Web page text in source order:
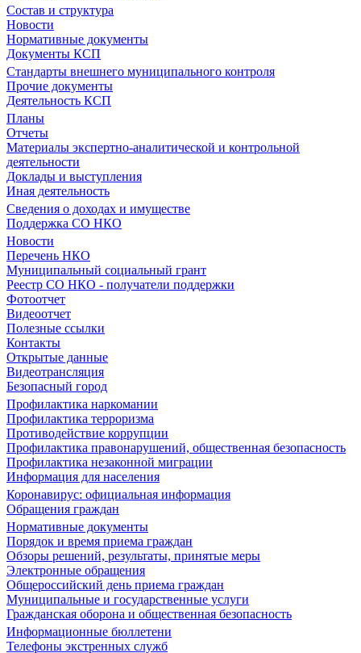
Состав и структура
Новости
Нормативные документы
Документы КСП
Стандарты внешнего муниципального контроля
Прочие документы
Деятельность КСП
Планы
Отчеты
Материалы экспертно-аналитической и контрольной
деятельности
Доклады и выступления
Иная деятельность
Сведения о доходах и имуществе
Поддержка СО НКО
Новости
Перечень НКО
Муниципальный социальный грант
Реестр СО НКО - получатели поддержки
Фотоотчет
Видеоотчет
Полезные ссылки
Контакты
Открытые данные
Видеотрансляция
Безопасный город
Профилактика наркомании
Профилактика терроризма
Противодействие коррупции
Профилактика правонарушений, общественная безопасность
Профилактика незаконной миграции
Информация для населения
Коронавирус: официальная информация
Обращения граждан
Нормативные документы
Порядок и время приема граждан
Обзоры решений, результаты, принятые меры
Электронные обращения
Общероссийский день приема граждан
Муниципальные и государственные услуги
Гражданская оборона и общественная безопасность
Информационные бюллетени
Телефоны экстренных служб